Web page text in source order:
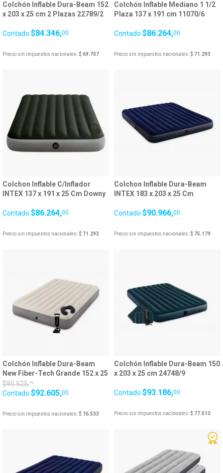
Colchón Inflable Dura-Beam 152
x 203 x 25 cm 2 Plazas 22789/2
Contado $84.346,00
Precio sin impuestos nacionales: $ 69.707
Colchón Inflable Mediano 1 1/2
Plaza 137 x 191 cm 11070/6
Contado $86.264,00
Precio sin impuestos nacionales: $ 71.293
Colchon Inflable C/Inflador
INTEX 137 x 191 x 25 Cm Downy
Contado $86.264,00
Precio sin impuestos nacionales: $ 71.293
Colchon Inflable Dura-Beam
INTEX 183 x 203 x 25 Cm
Contado $90.966,00
Precio sin impuestos nacionales: $ 75.179
Colchón Inflable Dura-Beam
New Fiber-Tech Grande 152 x 25
x 203 cm + Inflador +
$95.525,00
Contado $92.605,00
Precio sin impuestos nacionales: $ 76.533
Colchón Inflable Dura-Beam 150
x 203 x 25 cm 24748/9
Contado $93.186,00
Precio sin impuestos nacionales: $ 77.013